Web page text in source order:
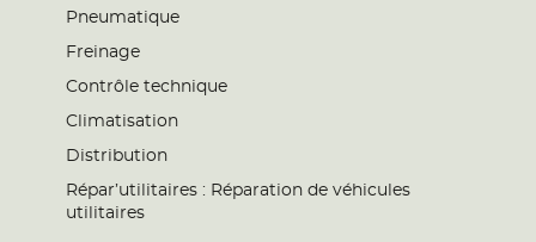
Pneumatique
Freinage
Contrôle technique
Climatisation
Distribution
Répar’utilitaires : Réparation de véhicules
utilitaires